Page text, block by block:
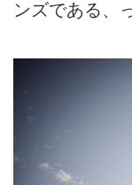
ンズである、